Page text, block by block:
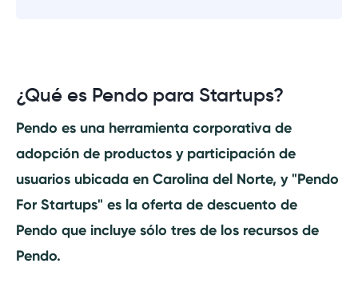
¿Qué es Pendo para Startups?
Pendo es una herramienta corporativa de
adopción de productos y participación de
usuarios ubicada en Carolina del Norte, y "Pendo
For Startups" es la oferta de descuento de
Pendo que incluye sólo tres de los recursos de
Pendo.